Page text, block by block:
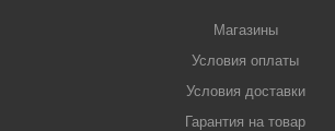
Магазины
Условия оплаты
Условия доставки
Гарантия на товар